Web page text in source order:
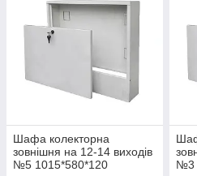
Шафа колекторна
зовнішня на 12-14 виходів
№5 1015*580*120
№3